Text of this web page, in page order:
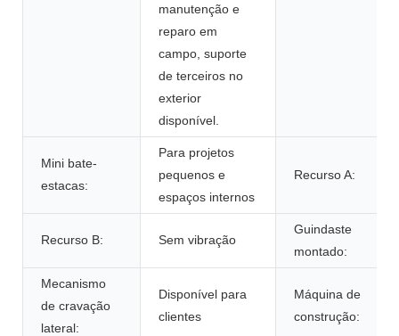
manutenção e
reparo em
campo, suporte
de terceiros no
exterior
disponível.
Mini bate-
estacas:
Para projetos
pequenos e
espaços internos
Recurso A:
Recurso B: Sem vibração
Guindaste
montado:
Mecanismo
de cravação
lateral:
Disponível para
clientes
Máquina de
construção: